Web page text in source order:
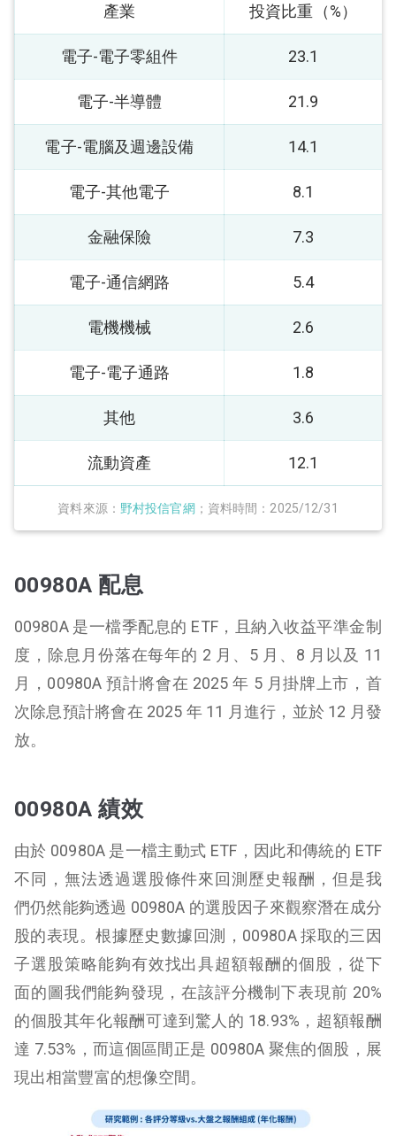
資料來源： 野村投信官網 ；資料時間：2025/12/31
產業 投資比重（%）
電子-電子零組件 23.1
電子-半導體 21.9
電子-電腦及週邊設備 14.1
電子-其他電子 8.1
金融保險 7.3
電子-通信網路 5.4
電機機械 2.6
電子-電子通路 1.8
其他 3.6
流動資產 12.1
00980A 配息
00980A 是一檔季配息的 ETF，且納入收益平準金制
度，除息月份落在每年的 2 月、5 月、8 月以及 11
月，00980A 預計將會在 2025 年 5 月掛牌上市，首
次除息預計將會在 2025 年 11 月進行，並於 12 月發
放。
00980A 績效
由於 00980A 是一檔主動式 ETF，因此和傳統的 ETF
不同，無法透過選股條件來回測歷史報酬，但是我
們仍然能夠透過 00980A 的選股因子來觀察潛在成分
股的表現。根據歷史數據回測，00980A 採取的三因
子選股策略能夠有效找出具超額報酬的個股，從下
面的圖我們能夠發現，在該評分機制下表現前 20%
的個股其年化報酬可達到驚人的 18.93%，超額報酬
達 7.53%，而這個區間正是 00980A 聚焦的個股，展
現出相當豐富的想像空間。